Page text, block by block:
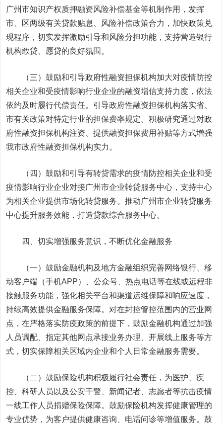
广州市知识产权质押融资风险补偿基金等机制作用，发挥
市、区两级有关贷款贴息、风险补偿政策合力，加快政策兑
现程序，切实发挥激励引导和风险分担功能，支持营造银行
机构敢贷、愿贷的良好氛围。
（三）鼓励和引导政府性融资担保机构加大对疫情防控
相关企业和受疫情影响行业企业的融资增信支持力度，依法
依约及时履行代偿责任。引导政府性融资担保机构落实省、
市有关政策对特定行业的担保费率规定。积极研究通过对政
府性融资担保机构注资、提供融资担保费用补贴等方式增强
我市政府性融资担保机构实力。
（四）鼓励和引导有转贷需求的疫情防控相关企业和受
疫情影响行业企业对接广州市企业转贷服务中心，支持中心
为相关企业提供市场化转贷服务。推动广州市企业转贷服务
中心提升服务效能，打造贷款综合服务中心。
四、切实增强服务意识，不断优化金融服务
（一）鼓励金融机构及地方金融组织完善网络银行、移
动客户端（手机APP）、公众号、热点电话等在线或远程非
接触服务功能，强化相关平台和渠道运维保障和响应速度，
持续高效提供金融服务保障。对在封控管控范围内的营业网
点，在严格落实防疫政策的前提下，鼓励金融机构通过加强
人员调配、指定其他网点承接业务办理、开展线上服务等方
式，切实保障相关区域内企业和个人日常金融服务需要。
（二）鼓励保险机构积极履行社会责任，为医护、疾
控、科研人员以及公安干警、新闻记者、志愿者等抗击疫情
一线工作人员捐赠保险保障。鼓励保险机构发挥健康管理的
专业优势，为客户提供健康咨询、电话问诊等增值服务。鼓